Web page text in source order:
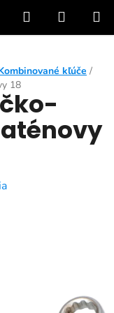
Hľadať
KOŠÍK
kľúče /
18